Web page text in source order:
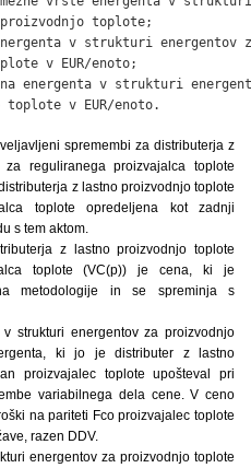
toplote;
v strukturi energentov
v EUR/enoto;
energenta v strukturi
toplote v EUR/enoto.
spremembi za distributerja z
reguliranega proizvajalca toplote
z lastno proizvodnjo toplote
toplote opredeljena kot zadnji
s tem aktom.
z lastno proizvodnjo toplote
toplote (VC(p)) je cena, ki je
metodologije in se spreminja s
strukturi energentov za proizvodnjo
ki jo je distributer z lastno
proizvajalec toplote upošteval pri
variabilnega dela cene. V ceno
na pariteti Fco proizvajalec toplote
razen DDV.
energentov za proizvodnjo toplote